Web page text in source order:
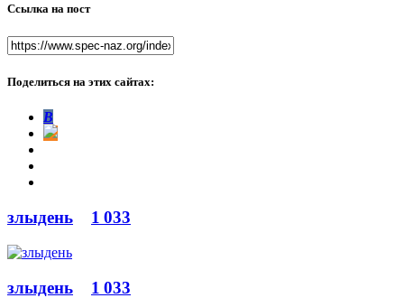
Ссылка на пост
Поделиться на этих сайтах:
В
злыдень 1 033
злыдень 1 033